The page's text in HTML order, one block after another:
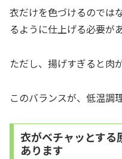
衣だけを色づけるのでは
るように仕上げる必要が
ただし、揚げすぎると肉
このバランスが、低温調
衣がベチャッとする
あります